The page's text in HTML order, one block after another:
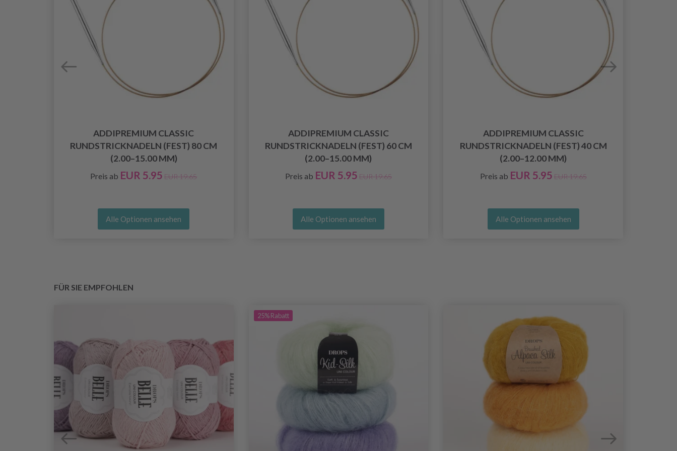
ADDIPREMIUM CLASSIC
RUNDSTRICKNADELN (FEST) 80 CM
(2.00–15.00 MM)
Preis ab EUR 5.95 EUR 19.65
Alle Optionen ansehen
ADDIPREMIUM CLASSIC
RUNDSTRICKNADELN (FEST) 60 CM
(2.00–15.00 MM)
Preis ab EUR 5.95 EUR 19.65
Alle Optionen ansehen
ADDIPREMIUM CLASSIC
RUNDSTRICKNADELN (FEST) 40 CM
(2.00–12.00 MM)
Preis ab EUR 5.95 EUR 19.65
Alle Optionen ansehen
FÜR SIE EMPFOHLEN
25%Rabatt